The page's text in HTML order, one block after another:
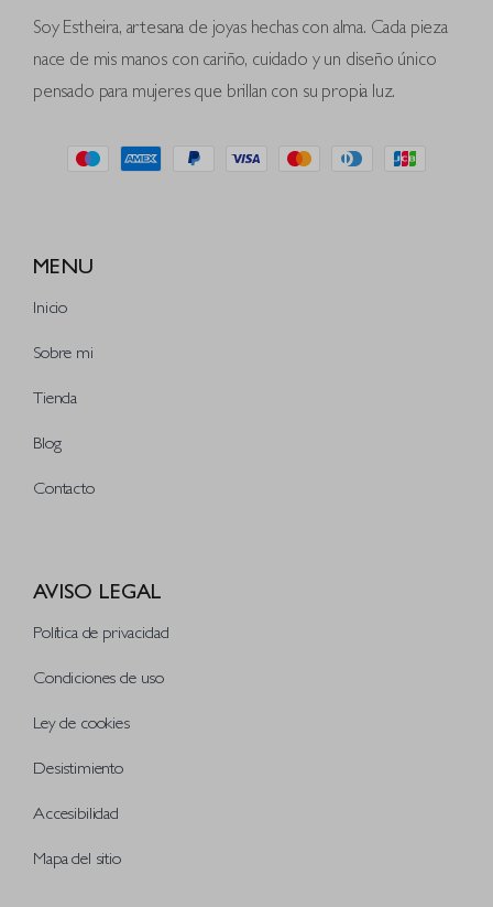
Soy Estheira, artesana de joyas hechas con alma. Cada pieza
nace de mis manos con cariño, cuidado y un diseño único
pensado para mujeres que brillan con su propia luz.
MENU
Inicio
Sobre mi
Tienda
Blog
Contacto
AVISO LEGAL
Política de privacidad
Condiciones de uso
Ley de cookies
Desistimiento
Accesibilidad
Mapa del sitio